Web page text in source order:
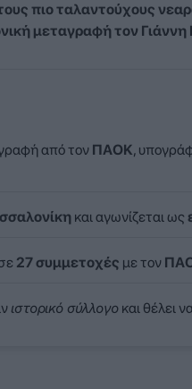
πιο ταλαντούχους
μεταγραφή τον Γιάννη
από τον ΠΑΟΚ,
και αγωνίζεται ως
27 συμμετοχές με τον
ιστορικό σύλλογοκαι θέλει